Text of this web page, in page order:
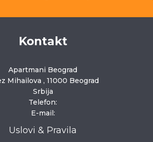
Kontakt
Apartmani Beograd
Mihailova , 11000 Beograd
Srbija
Telefon:
E-mail:
Uslovi & Pravila